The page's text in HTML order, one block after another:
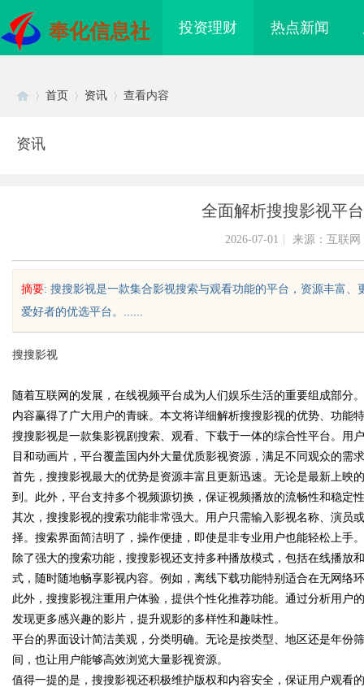
奉化信息社 投资理财 热点新闻
uz
!
首页 资讯 查看内容
资讯
全面解析搜搜影视平
2026-07-01 来源：互联网
摘要: 搜搜影视是一款集合影视搜索与观看功能的平台，资源丰富
爱好者的优选平台。......
搜搜影视
随着互联网的发展，在线视频平台成为人们娱乐生活的重要组成部分
内容赢得了广大用户的青睐。本文将详细解析搜搜影视的优势、功能
搜搜影视是一款集影视剧搜索、观看、下载于一体的综合性平台。用
目和动画片，平台覆盖国内外大量优质影视资源，满足不同观众的需
首先，搜搜影视最大的优势是资源丰富且更新迅速。无论是最新上映
到。此外，平台支持多个视频源切换，保证视频播放的流畅性和稳定
其次，搜搜影视的搜索功能非常强大。用户只需输入影视名称、演员
择。搜索界面简洁明了，操作便捷，即使是非专业用户也能轻松上手。
除了强大的搜索功能，搜搜影视还支持多种播放模式，包括在线播放
式，随时随地畅享影视内容。例如，离线下载功能特别适合在无网络
此外，搜搜影视注重用户体验，提供个性化推荐功能。通过分析用户
发现更多感兴趣的影片，提升观影的多样性和趣味性。
平台的界面设计简洁美观，分类明确。无论是按类型、地区还是年份
间，也让用户能够高效浏览大量影视资源。
值得一提的是，搜搜影视还积极维护版权和内容安全，保证用户观看
配眼镜